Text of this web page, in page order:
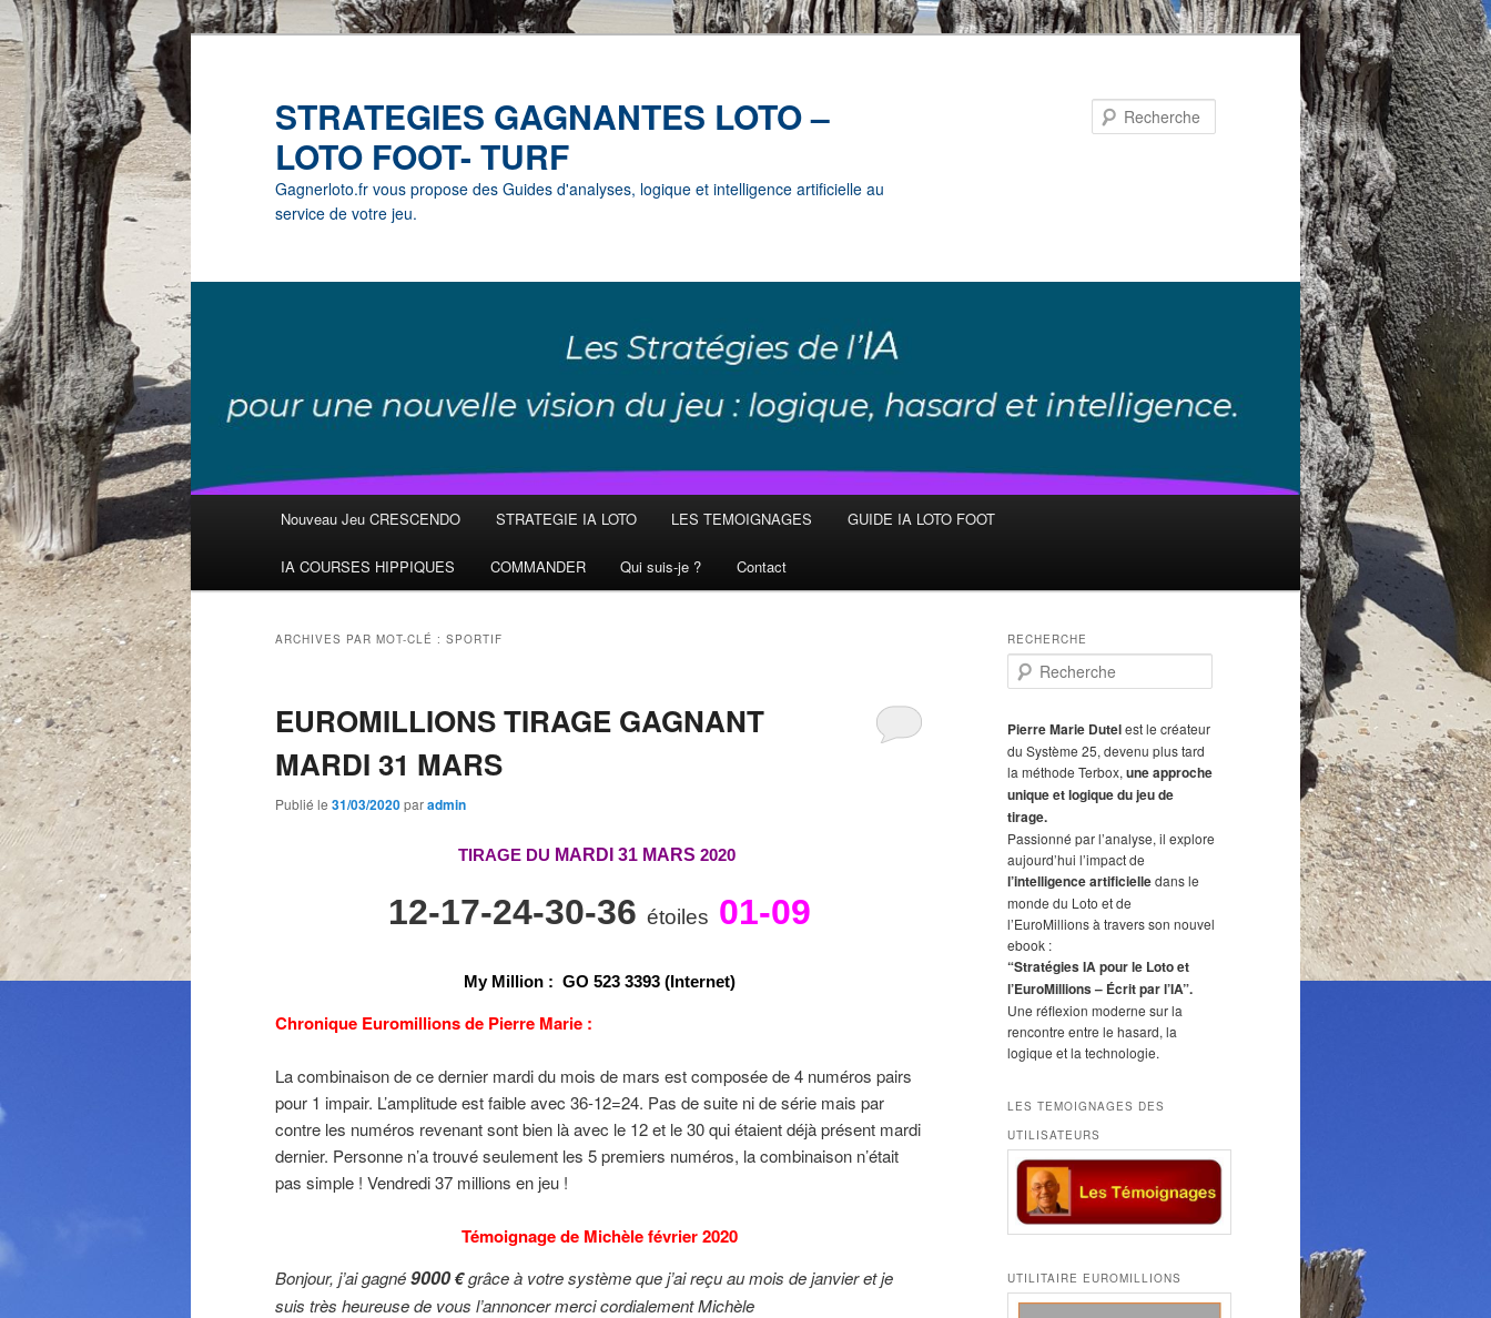
STRATEGIES GAGNANTES LOTO –
LOTO FOOT- TURF
Gagnerloto.fr vous propose des Guides d'analyses, logique et intelligence artificielle au
service de votre jeu.
Aller
au
contenu
Aller
au
contenu
Nouveau Jeu CRESCENDO STRATEGIE IA LOTO LES TEMOIGNAGES GUIDE IA LOTO FOOT
IA COURSES HIPPIQUES COMMANDER Qui suis-je ? Contact
ARCHIVES PAR MOT-CLÉ : SPORTIF
EUROMILLIONS TIRAGE GAGNANT
MARDI 31 MARS
Publié le 31/03/2020paradmin
TIRAGE DU MARDI 31 MARS 2020
12-17-24-30-36 étoiles 01-09
My Million: GO 523 3393 (Internet)
Chronique Euromillions de Pierre Marie :
La combinaison de ce dernier mardi du mois de mars est composée de 4 numéros pairs
pour 1 impair. L’amplitude est faible avec 36-12=24. Pas de suite ni de série mais par
contre les numéros revenant sont bien là avec le 12 et le 30 qui étaient déjà présent mardi
dernier. Personne n’a trouvé seulement les 5 premiers numéros, la combinaison n’était
pas simple ! Vendredi 37 millions en jeu !
Témoignagede Michèle février 2020
Bonjour, j’ai gagné9000€grâce à votre système que j’ai reçu au mois de janvier et je
suis très heureuse de vous l’annoncer merci cordialement Michèle
RECHERCHE
e
h
e
r
c
h
e
Pierre Marie Dutelest le créateur
du Système 25, devenu plus tard
la méthode Terbox, une approche
unique et logique du jeu de
tirage.
Passionné par l’analyse, il explore
aujourd’hui l’impact de
l’intelligence artificielledans le
monde du Loto et de
l’EuroMillions à travers son nouvel
ebook :
“Stratégies IA pour le Loto et
l’EuroMillions – Écrit par l’IA”.
Une réflexion moderne sur la
rencontre entre le hasard, la
logique et la technologie.
LES TEMOIGNAGES DES
UTILISATEURS
UTILITAIRE EUROMILLIONS